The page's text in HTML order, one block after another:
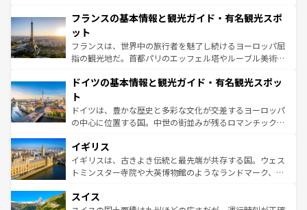
なお、新着のイタリア情報はコンテンツ一覧を参照してほ
しい。
文化が根付くこの国では、情熱的なフラメンコ、熱気あふ
れる闘牛、そして美味しいタパスが生活の一部となってい
る。首都マドリードの洗練された雰囲気や、バルセロナの
アートに溢れた街角から、地方では古代ローマ遺跡や中世
せる。地方によって風土や気候が異なるスペインはその個
ンテンツ一覧 を参照してほしい。
フランスの基本情報と観光ガイド・有名観光スポ
ット
フランスは、世界中の旅行者を魅了し続けるヨーロッパ屈
指の観光地だ。首都パリのエッフェル塔やルーブル美術館
で、幅広い魅力が詰まっている。華麗な宮殿、歴史的な大
聖堂、美しいビーチ、そして豊かな自然が、訪れる者を心
から魅了する。また、フランスは美食の国としても知ら
れ、フランス料理はユネスコ無形文化遺産にも登録されて
香り高いラベンダー畑など、多彩な楽しみ方が可能だ。さ
らに、パリ以外の地域にも魅力が溢れており、どの街角に
も豊かな歴史と文化が息づいている。パリ以外の個性あふ
を参照してほしい。
ドイツの基本情報と観光ガイド・有名観光スポッ
ト
ドイツは、豊かな歴史と多彩な文化が交差するヨーロッパ
の中心に位置する国。中世の街並みが残るロマンチック街
顔を持つこの国は、どこを歩いても飽きることがない。ベ
ルリンの文化的活気、バイエルン州のアルプスの絶景、そ
してライン川沿いのワイン畑といった風景は必見。ビール
は、お酒好きな人にはぜひ体験してほしい。 なお、新着の
イギリス
イギリスは、古きよき伝統と最先端が共存する国。ウェス
トミンスター寺院や大英博物館のようなランドマーク、歴
リアごとに異なる魅力がある。また、優雅なアフタヌーン
スイス